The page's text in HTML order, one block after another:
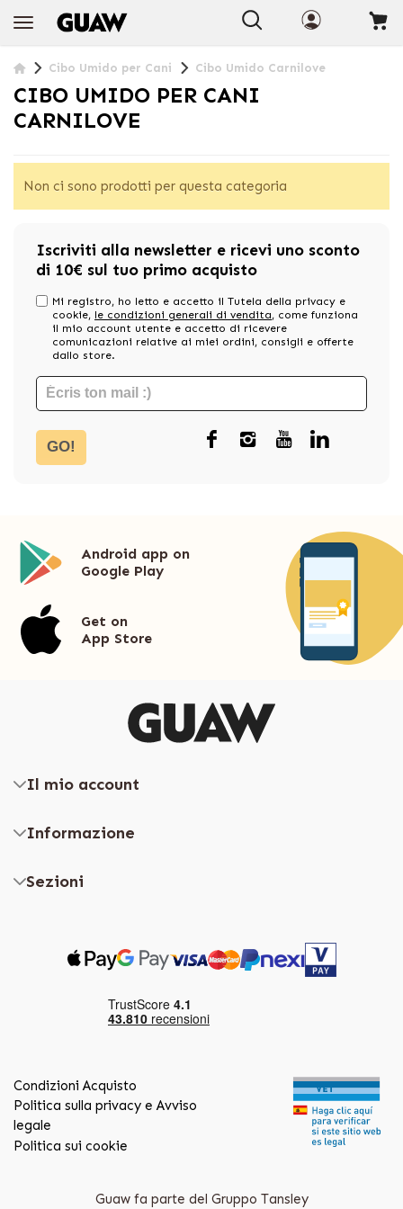
Cibo Umido per Cani Cibo Umido Carnilove
CIBO UMIDO PER CANI
CARNILOVE
Non ci sono prodotti per questa categoria
Iscriviti alla newsletter e ricevi uno sconto
di 10€ sul tuo primo acquisto
Mi registro, ho letto e accetto il Tutela della privacy e
cookie, le condizioni generali di vendita, come funziona
il mio account utente e accetto di ricevere
comunicazioni relative ai miei ordini, consigli e offerte
dallo store.
GO!
Android app on
Google Play
Get on
App Store
Il mio account
Informazione
Sezioni
Condizioni Acquisto
Politica sulla privacy e Avviso
legale
Politica sui cookie
Guaw fa parte del Gruppo Tansley